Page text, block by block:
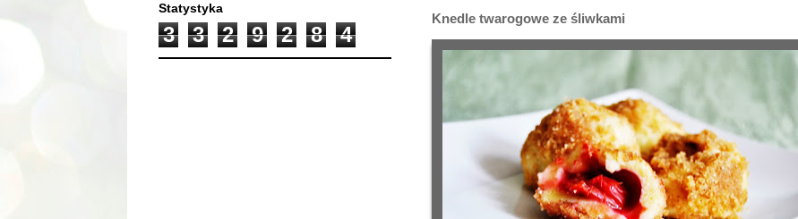
Knedle twarogowe ze śliwkami
Statystyka
3 3 2 9 2 8 4